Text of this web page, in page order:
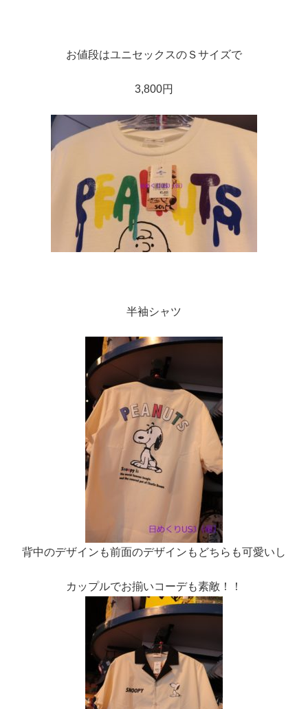
お値段はユニセックスのＳサイズで
3,800円
半袖シャツ
背中のデザインも前面のデザインもどちらも可愛いし
カップルでお揃いコーデも素敵！！